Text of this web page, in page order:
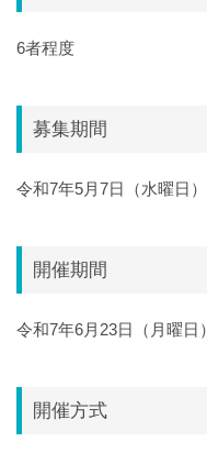
6者程度
募集期間
令和7年5月7日（水曜日
開催期間
令和7年6月23日（月曜日
開催方式